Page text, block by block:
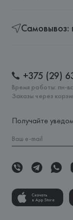
Самовывоз:
+375 (29)
Время работы: пн-
Заказы через
Получайте
Скачать
в App Store